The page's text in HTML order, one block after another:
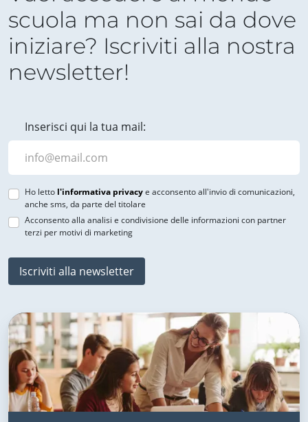
scuola ma non sai da dove
iniziare? Iscriviti alla nostra
newsletter!
Inserisci qui la tua mail:
Ho letto l'informativa privacye acconsento all'invio di comunicazioni,
anche sms, da parte del titolare
Acconsento alla analisi e condivisione delle informazioni con partner
terzi per motivi di marketing
Iscriviti alla newsletter